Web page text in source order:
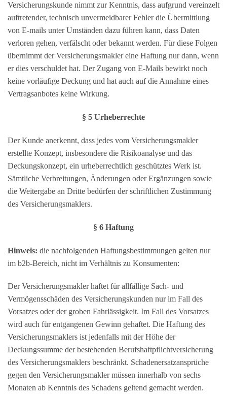
Versicherungskunde nimmt zur Kenntnis, dass aufgrund vereinzelt
auftretender, technisch unvermeidbarer Fehler die Übermittlung
von E-mails unter Umständen dazu führen kann, dass Daten
verloren gehen, verfälscht oder bekannt werden. Für diese Folgen
übernimmt der Versicherungsmakler eine Haftung nur dann, wenn
er dies verschuldet hat. Der Zugang von E-Mails bewirkt noch
keine vorläufige Deckung und hat auch auf die Annahme eines
Vertragsanbotes keine Wirkung.
§ 5 Urheberrechte
Der Kunde anerkennt, dass jedes vom Versicherungsmakler
erstellte Konzept, insbesondere die Risikoanalyse und das
Deckungskonzept, ein urheberrechtlich geschütztes Werk ist.
Sämtliche Verbreitungen, Änderungen oder Ergänzungen sowie
die Weitergabe an Dritte bedürfen der schriftlichen Zustimmung
des Versicherungsmaklers.
§ 6 Haftung
Hinweis: die nachfolgenden Haftungsbestimmungen gelten nur
im b2b-Bereich, nicht im Verhältnis zu Konsumenten:
Der Versicherungsmakler haftet für allfällige Sach- und
Vermögensschäden des Versicherungskunden nur im Fall des
Vorsatzes oder der groben Fahrlässigkeit. Im Fall des Vorsatzes
wird auch für entgangenen Gewinn gehaftet. Die Haftung des
Versicherungsmaklers ist jedenfalls mit der Höhe der
Deckungssumme der bestehenden Berufshaftpflichtversicherung
des Versicherungsmaklers beschränkt. Schadenersatzansprüche
gegen den Versicherungsmakler müssen innerhalb von sechs
Monaten ab Kenntnis des Schadens geltend gemacht werden.